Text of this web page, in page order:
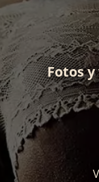
Fotosy